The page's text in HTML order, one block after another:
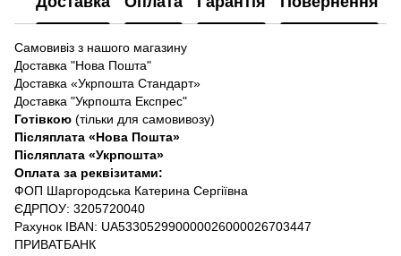
Самовивіз з нашого магазину
Доставка "Нова Пошта"
Доставка «Укрпошта Стандарт»
Доставка "Укрпошта Експрес"
Готівкою (тільки для самовивозу)
Післяплата «Нова Пошта»
Післяплата «Укрпошта»
Оплата за реквізитами:
ФОП Шаргородська Катерина Сергіївна
ЄДРПОУ: 3205720040
Рахунок IBAN: UA533052990000026000026703447
ПРИВАТБАНК